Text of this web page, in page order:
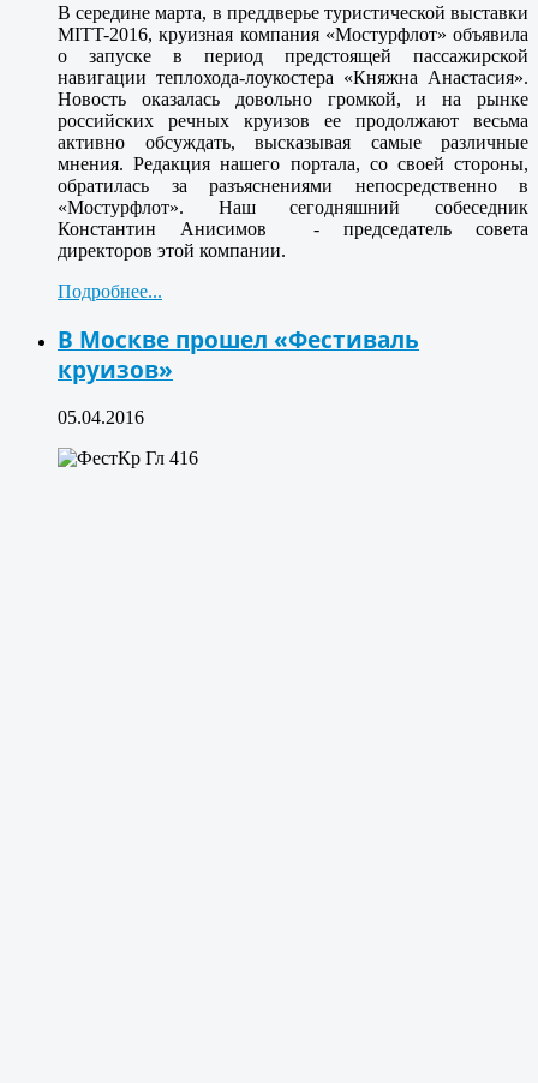
В середине марта, в преддверье туристической выставки
MITT-2016, круизная компания «Мостурфлот» объявила
о запуске в период предстоящей пассажирской
навигации теплохода-лоукостера «Княжна Анастасия».
Новость оказалась довольно громкой, и на рынке
российских речных круизов ее продолжают весьма
активно обсуждать, высказывая самые различные
мнения. Редакция нашего портала, со своей стороны,
обратилась за разъяснениями непосредственно в
«Мостурфлот». Наш сегодняшний собеседник
Константин Анисимов - председатель совета
директоров этой компании.
Подробнее...
В Москве прошел «Фестиваль
круизов»
05.04.2016